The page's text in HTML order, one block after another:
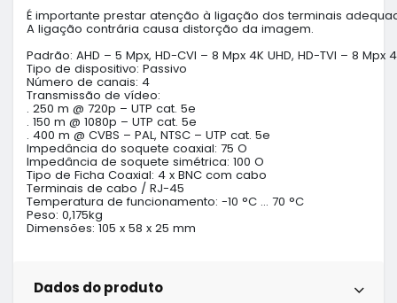
É importante prestar atenção à ligação dos terminais
A ligação contrária causa distorção da imagem.
Padrão: AHD – 5 Mpx, HD-CVI – 8 Mpx 4K UHD, HD-TVI – 8 Mpx
Tipo de dispositivo: Passivo
Número de canais: 4
Transmissão de vídeo:
. 250 m @ 720p – UTP cat. 5e
. 150 m @ 1080p – UTP cat. 5e
. 400 m @ CVBS – PAL, NTSC – UTP cat. 5e
Impedância do soquete coaxial: 75 O
Impedância de soquete simétrica: 100 O
Tipo de Ficha Coaxial: 4 x BNC com cabo
Terminais de cabo / RJ-45
Temperatura de funcionamento: -10 °C … 70 °C
Peso: 0,175kg
Dimensões: 105 x 58 x 25 mm
Dados do produto